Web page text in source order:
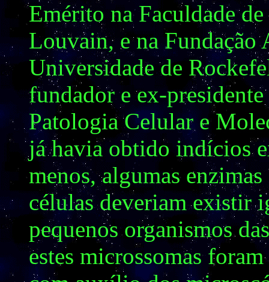
Emérito na Faculdade
Louvain, e na
Universidade de
fundador e ex-
Patologia Celular e
já havia obtido indícios
menos, algumas
células deveriam existir
pequenos organismos
estes microssomas